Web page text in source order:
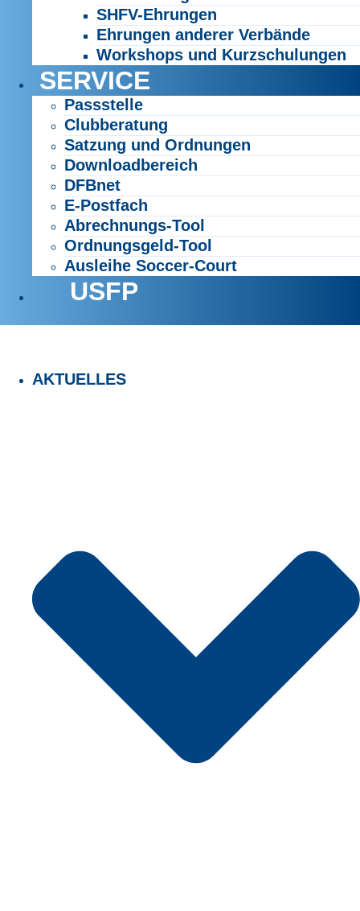
SHFV-Ehrungen
Ehrungen anderer Verbände
Workshops und Kurzschulungen
SERVICE
Passstelle
Clubberatung
Satzung und Ordnungen
Downloadbereich
DFBnet
E-Postfach
Abrechnungs-Tool
Ordnungsgeld-Tool
Ausleihe Soccer-Court
USFP
AKTUELLES